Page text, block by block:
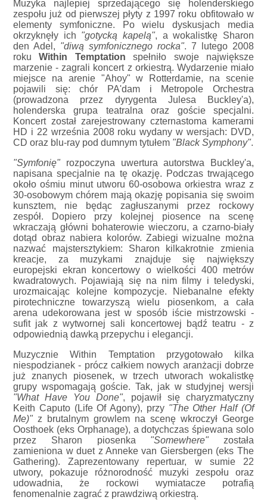
Muzyka najlepiej sprzedającego się holenderskiego
zespołu już od pierwszej płyty z 1997 roku obfitowało w
elementy symfoniczne. Po wielu dyskusjach media
okrzyknęły ich "gotycką kapelą", a wokalistkę Sharon
den Adel, "diwą symfonicznego rocka". 7 lutego 2008
rokuWithin Temptation spełniło swoje największe
marzenie - zagrali koncert z orkiestrą. Wydarzenie miało
miejsce na arenie "Ahoy" w Rotterdamie, na scenie
pojawili się: chór PA'dam i Metropole Orchestra
(prowadzona przez dyrygenta Julesa Buckley'a),
holenderska grupa teatralna oraz goście specjalni.
Koncert został zarejestrowany czternastoma kamerami
HD i 22 września 2008 roku wydany w wersjach: DVD,
CD oraz blu-ray pod dumnym tytułem "Black Symphony".
"Symfonię"rozpoczyna uwertura autorstwa Buckley'a,
napisana specjalnie na tę okazję. Podczas trwającego
około ośmiu minut utworu 60-osobowa orkiestra wraz z
30-osobowym chórem mają okazję popisania się swoim
kunsztem, nie będąc zagłuszanymi przez rockowy
zespół. Dopiero przy kolejnej piosence na scenę
wkraczają główni bohaterowie wieczoru, a czarno-biały
dotąd obraz nabiera kolorów. Zabiegi wizualne można
nazwać majstersztykiem: Sharon kilkakrotnie zmienia
kreacje, za muzykami znajduje się największy
europejski ekran koncertowy o wielkości 400 metrów
kwadratowych. Pojawiają się na nim filmy i teledyski,
urozmaicając kolejne kompozycje. Niebanalne efekty
pirotechniczne towarzyszą wielu piosenkom, a cała
arena udekorowana jest w sposób iście mistrzowski -
sufit jak z wytwornej sali koncertowej bądź teatru - z
odpowiednią dawką przepychu i elegancji.
Muzycznie Within Temptation przygotowało kilka
niespodzianek - prócz całkiem nowych aranżacji dobrze
już znanych piosenek, w trzech utworach wokalistkę
grupy wspomagają goście. Tak, jak w studyjnej wersji
"What Have You Done", pojawił się charyzmatyczny
Keith Caputo (Life Of Agony), przy "The Other Half (Of
Me)"z brutalnym growlem na scenę wkroczył George
Oosthoek (eks Orphanage), a dotychczas śpiewana solo
przez Sharon piosenka "Somewhere"została
zamieniona w duet z Anneke van Giersbergen (eks The
Gathering). Zaprezentowany repertuar, w sumie 22
utwory, pokazuje różnorodność muzyki zespołu oraz
udowadnia, że rockowi wymiatacze potrafią
fenomenalnie zagrać z prawdziwą orkiestrą.